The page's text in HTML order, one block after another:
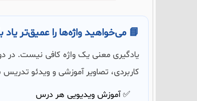
📘 می‌خواهید واژه‌ها را عمیق‌تر یاد
یادگیری معنی یک واژه کافی نیست. در
کاربردی، تصاویر آموزشی و ویدئو
✅ آموزش ویدیویی هر درس